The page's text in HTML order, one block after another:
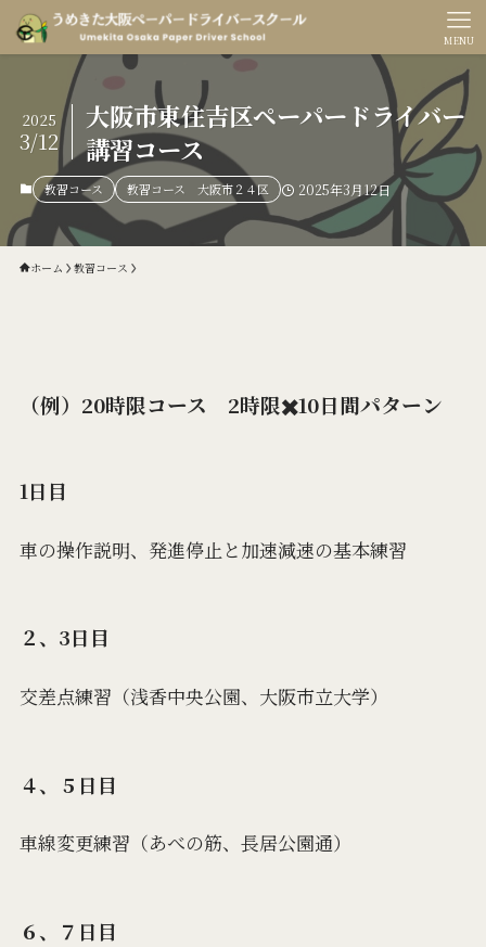
MENU
大阪市東住吉区ペーパードライバー
講習コース
2025
3/12
教習コース 教習コース 大阪市２４区 2025年3月12日
ホーム 教習コース
（例）20時限コース 2時限✖️10日間パターン
1日目
車の操作説明、発進停止と加速減速の基本練習
２、3日目
交差点練習（浅香中央公園、大阪市立大学）
４、５日目
車線変更練習（あべの筋、長居公園通）
６、７日目